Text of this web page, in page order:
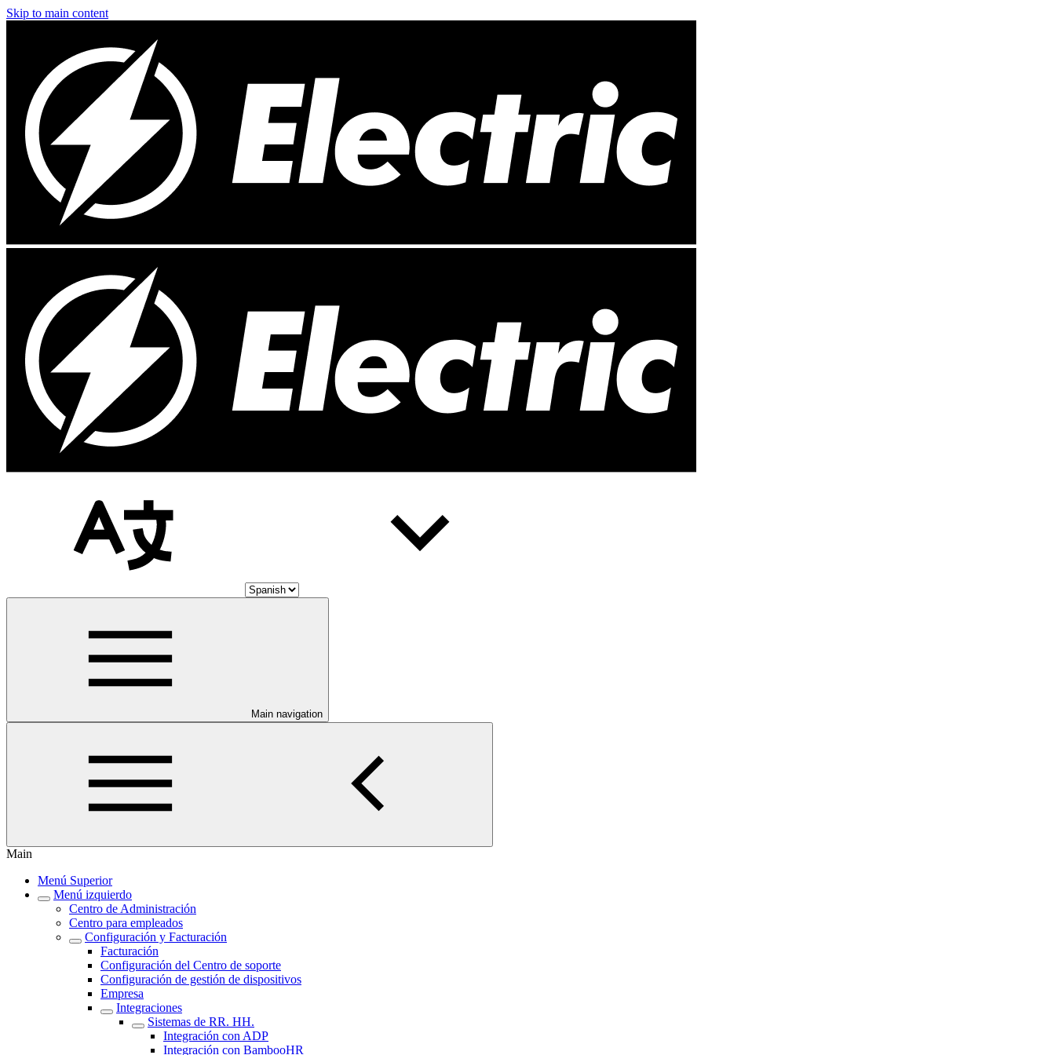
Skip to main content
Main navigation
Main
Menú Superior
Menú izquierdo
Centro de Administración
Centro para empleados
Configuración y Facturación
Facturación
Configuración del Centro de soporte
Configuración de gestión de dispositivos
Empresa
Integraciones
Sistemas de RR. HH.
Integración con ADP
Integración con BambooHR